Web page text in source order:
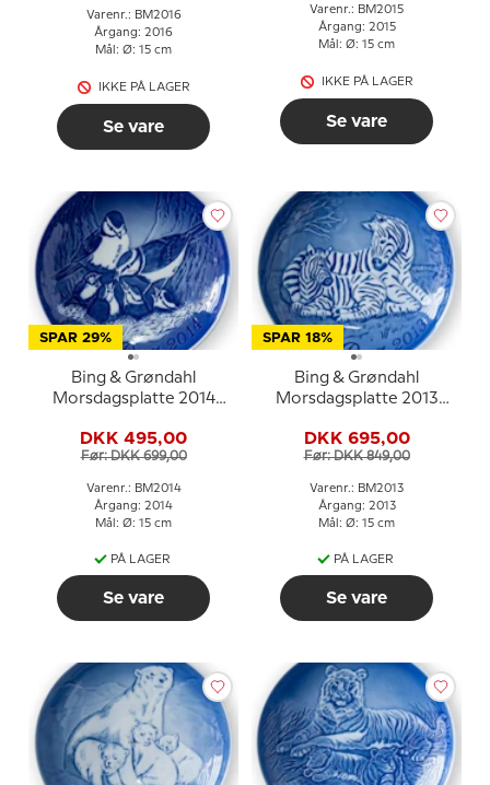
Varenr.: BM2016
Årgang: 2016
Mål: Ø: 15 cm
IKKE PÅ LAGER
Se vare
Varenr.: BM2015
Årgang: 2015
Mål: Ø: 15 cm
IKKE PÅ LAGER
Se vare
SPAR 29%
Bing & Grøndahl
Morsdagsplatte 2014
DKK 495,00
Før: DKK 699,00
Varenr.: BM2014
Årgang: 2014
Mål: Ø: 15 cm
PÅ LAGER
Se vare
SPAR 18%
Bing & Grøndahl
Morsdagsplatte 2013
DKK 695,00
Før: DKK 849,00
Varenr.: BM2013
Årgang: 2013
Mål: Ø: 15 cm
PÅ LAGER
Se vare